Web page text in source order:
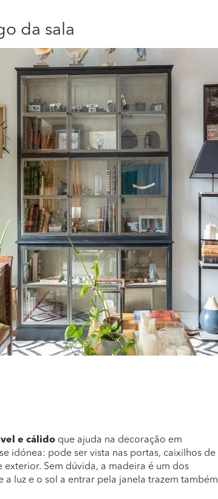
da sala
e cálido que ajuda na decoração em
idónea: pode ser vista nas portas, caixilhos de
Sem dúvida, a madeira é um dos
luz e o sol a entrar pela janela trazem também